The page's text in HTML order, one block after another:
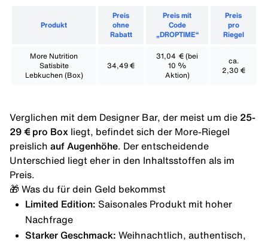
Produkt
Preis
ohne
Rabatt
Preis mit
Code
„DROPTIME“
Preis
pro
Riegel
More Nutrition
Satisbite
Lebkuchen (Box)
34,49 €
31,04 € (bei
10 %
Aktion)
ca.
2,30 €
Verglichen mit dem Designer Bar, der meist um die 25-
29 € pro Box liegt, befindet sich der More-Riegel
preislich auf Augenhöhe . Der entscheidende
Unterschied liegt eher in den Inhaltsstoffen als im
Preis.
🎁 Was du für dein Geld bekommst
Limited Edition: Saisonales Produkt mit hoher
Nachfrage
Starker Geschmack: Weihnachtlich, authentisch,